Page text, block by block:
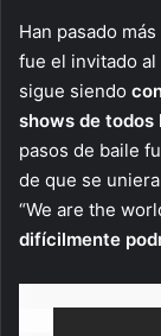
Han pasado
fue el invitado al
sigue siendo
shows de todos
pasos de baile
de que se
“We are the
difícilmente